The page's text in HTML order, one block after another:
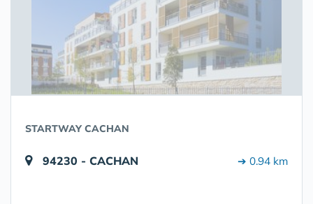
STARTWAY CACHAN
94230 - CACHAN ➔ 0.94 km